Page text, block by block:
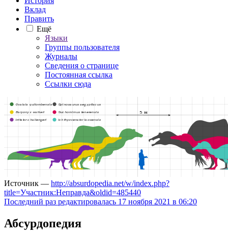
Вклад
Править
Ещё
Языки
Группы пользователя
Журналы
Сведения о странице
Постоянная ссылка
Ссылки сюда
Источник — http://absurdopedia.net/w/index.php?
title=Участник:Неправда&oldid=485440
Последний раз редактировалась 17 ноября 2021 в 06:20
Абсурдопедия